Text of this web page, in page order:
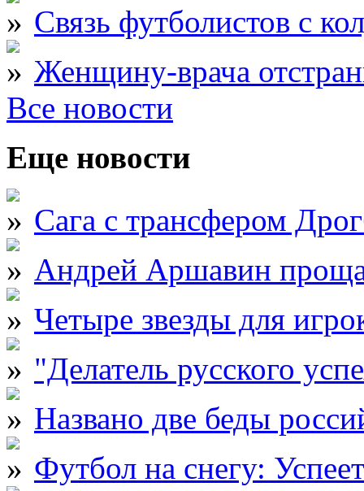
Связь футболистов с
Женщину-врача
Все новости
Еще новости
Сага с трансфером
Андрей Аршавин
Четыре звезды для
"Делатель русского
Названо две беды
Футбол на снегу: